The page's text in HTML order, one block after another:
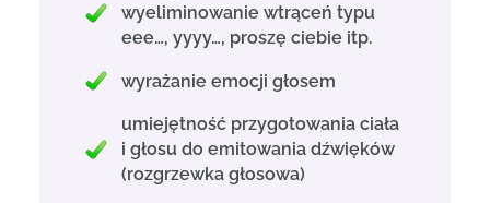
wyeliminowanie wtrąceń typu
eee…, yyyy…, proszę ciebie itp.
wyrażanie emocji głosem
umiejętność przygotowania ciała
i głosu do emitowania dźwięków
(rozgrzewka głosowa)